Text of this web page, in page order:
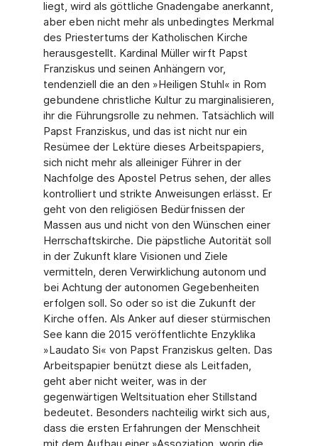
liegt, wird als göttliche Gnadengabe anerkannt,
aber eben nicht mehr als unbedingtes Merkmal
des Priestertums der Katholischen Kirche
herausgestellt. Kardinal Müller wirft Papst
Franziskus und seinen Anhängern vor,
tendenziell die an den »Heiligen Stuhl« in Rom
gebundene christliche Kultur zu marginalisieren,
ihr die Führungsrolle zu nehmen. Tatsächlich will
Papst Franziskus, und das ist nicht nur ein
Resümee der Lektüre dieses Arbeitspapiers,
sich nicht mehr als alleiniger Führer in der
Nachfolge des Apostel Petrus sehen, der alles
kontrolliert und strikte Anweisungen erlässt. Er
geht von den religiösen Bedürfnissen der
Massen aus und nicht von den Wünschen einer
Herrschaftskirche. Die päpstliche Autorität soll
in der Zukunft klare Visionen und Ziele
vermitteln, deren Verwirklichung autonom und
bei Achtung der autonomen Gegebenheiten
erfolgen soll. So oder so ist die Zukunft der
Kirche offen. Als Anker auf dieser stürmischen
See kann die 2015 veröffentlichte Enzyklika
»Laudato Si« von Papst Franziskus gelten. Das
Arbeitspapier benützt diese als Leitfaden,
geht aber nicht weiter, was in der
gegenwärtigen Weltsituation eher Stillstand
bedeutet. Besonders nachteilig wirkt sich aus,
dass die ersten Erfahrungen der Menschheit